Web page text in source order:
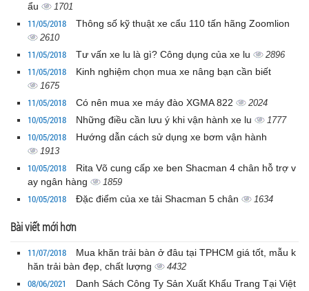
ẩu
1701
11/05/2018 Thông số kỹ thuật xe cẩu 110 tấn hãng Zoomlion
2610
11/05/2018 Tư vấn xe lu là gì? Công dụng của xe lu 2896
11/05/2018 Kinh nghiệm chọn mua xe nâng bạn cần biết
1675
11/05/2018 Có nên mua xe máy đào XGMA 822 2024
10/05/2018 Những điều cần lưu ý khi vận hành xe lu 1777
10/05/2018 Hướng dẫn cách sử dụng xe bơm vận hành
1913
10/05/2018
Rita Võ cung cấp xe ben Shacman 4 chân hỗ trợ v
ay ngân hàng
1859
10/05/2018 Đặc điểm của xe tải Shacman 5 chân 1634
Bài viết mới hơn
11/07/2018
Mua khăn trải bàn ở đâu tại TPHCM giá tốt, mẫu k
hăn trải bàn đẹp, chất lượng
4432
08/06/2021
Danh Sách Công Ty Sản Xuất Khẩu Trang Tại Việt